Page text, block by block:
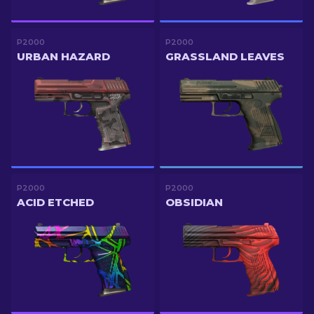
P2000
URBAN HAZARD
P2000
GRASSLAND LEAVES
P2000
ACID ETCHED
P2000
OBSIDIAN